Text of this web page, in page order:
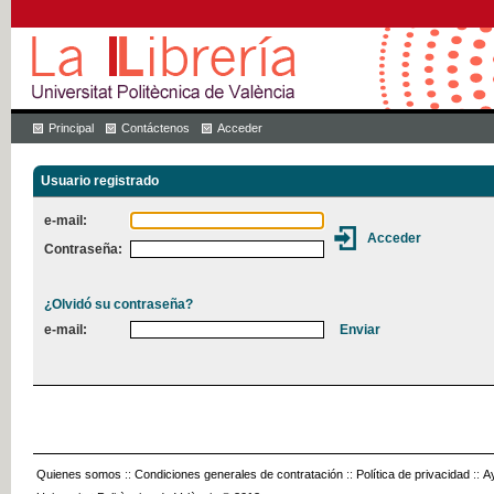
Principal Contáctenos Acceder
Usuario registrado
e-mail:
Contraseña:
¿Olvidó su contraseña?
e-mail:
Quienes somos :: Condiciones generales de contratación :: Política de privacidad ::